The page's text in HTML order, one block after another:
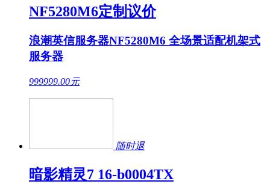
NF5280M6定制议价
浪潮英信服务器NF5280M6 全场景适配机架式
服务器
999999.00元
随时退
暗影精灵7 16-b0004TX